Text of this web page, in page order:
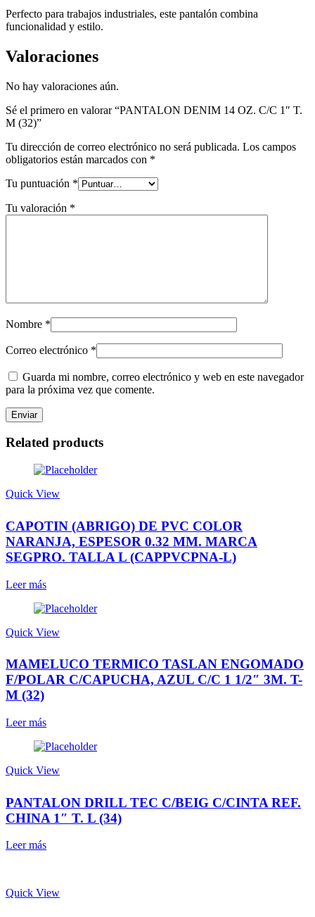
Perfecto para trabajos industriales, este pantalón combina
funcionalidad y estilo.
Valoraciones
No hay valoraciones aún.
Sé el primero en valorar “PANTALON DENIM 14 OZ. C/C 1″ T.
M (32)”
Tu dirección de correo electrónico no será publicada. Los campos
obligatorios están marcados con *
Tu puntuación *
Tu valoración *
Nombre *
Correo electrónico *
Guarda mi nombre, correo electrónico y web en este navegador
para la próxima vez que comente.
Related products
Quick View
CAPOTIN (ABRIGO) DE PVC COLOR
NARANJA, ESPESOR 0.32 MM. MARCA
SEGPRO. TALLA L (CAPPVCPNA-L)
Leer más
Quick View
MAMELUCO TERMICO TASLAN ENGOMADO
F/POLAR C/CAPUCHA, AZUL C/C 1 1/2″ 3M. T-
M (32)
Leer más
Quick View
PANTALON DRILL TEC C/BEIG C/CINTA REF.
CHINA 1″ T. L (34)
Leer más
Quick View